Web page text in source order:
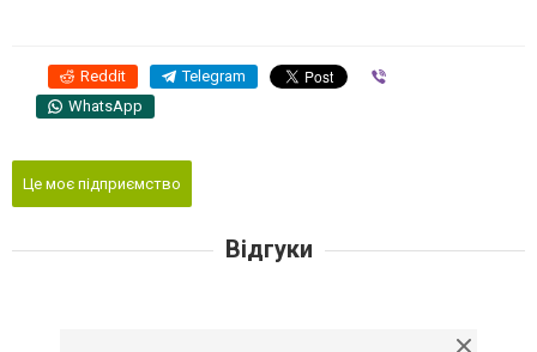
Reddit Telegram
WhatsApp
Це моє підприємство
Відгуки